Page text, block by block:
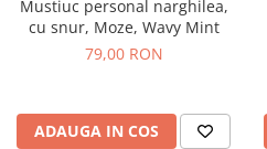
Mustiuc personal narghilea,
cu snur, Moze, Wavy Mint
79,00 RON
ADAUGA IN COS